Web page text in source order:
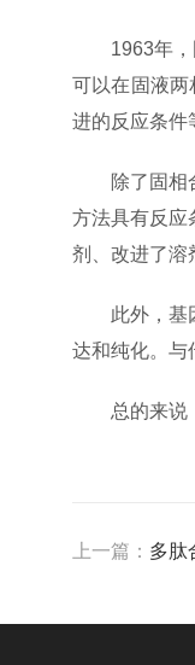
1963年，固
可以在固液两
进的反应条件
除了固相合
方法具有反应
剂、改进了溶
此外，基因
达和纯化。与
总的来说，
上一篇： 多